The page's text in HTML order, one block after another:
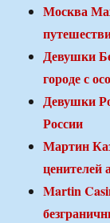
Москва
Девушки
городе с
Девушки
России
Мартин
ценителей
Martin